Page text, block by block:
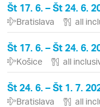
Št 17. 6. – Št 24. 6.
Bratislava all
Št 17. 6. – Št 24. 6.
Košice all
Št 24. 6. – Št 1. 7.
Bratislava all